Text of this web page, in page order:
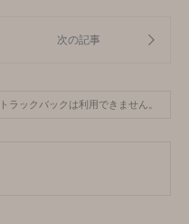
トラックバックは利用できません。